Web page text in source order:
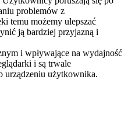
problemów z
temu możemy ulepszać
ją bardziej przyjazną i
i wpływające na wydajność
i są trwale
urządzeniu użytkownika.